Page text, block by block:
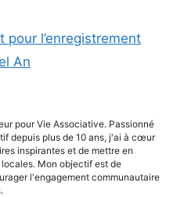
pour l’enregistrement
An
pour Vie Associative. Passionné
depuis plus de 10 ans, j'ai à cœur
inspirantes et de mettre en
Mon objectif est de
l'engagement communautaire